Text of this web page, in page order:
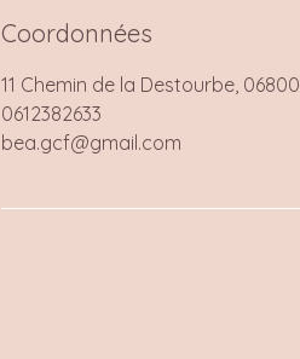
Coordonnées
11 Chemin de la Destourbe,
0612382633
bea.gcf@gmail.com